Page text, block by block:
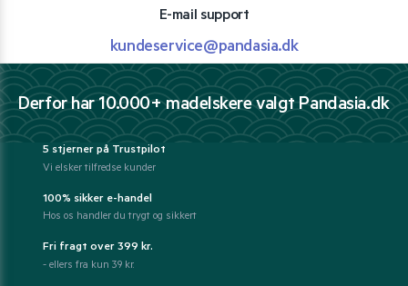
E-mail support
kundeservice@pandasia.dk
Derfor har 10.000+ madelskere valgt Pandasia.dk
5 stjerner på Trustpilot
Vi elsker tilfredse kunder
100% sikker e-handel
Hos os handler du trygt og sikkert
Fri fragt over 399 kr.
- ellers fra kun 39 kr.